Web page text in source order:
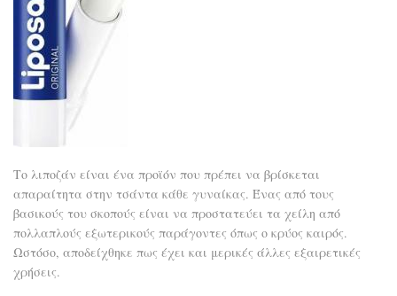
Το λιποζάν είναι ένα προϊόν που πρέπει να βρίσκεται
απαραίτητα στην τσάντα κάθε γυναίκας. Ένας από τους
βασικούς του σκοπούς είναι να προστατεύει τα χείλη από
πολλαπλούς εξωτερικούς παράγοντες όπως ο κρύος καιρός.
Ωστόσο, αποδείχθηκε πως έχει και μερικές άλλες εξαιρετικές
χρήσεις.